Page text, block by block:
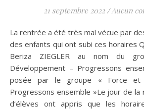
21 septembre 2022 /Aucun
La rentrée a été très mal vécue par des parents et surtout
des enfants qui ont subi ces horaires
Beriza ZIEGLER au nom du
Développement – Progressons
posée par le groupe « Force et
Progressons ensemble »Le jour de
d’élèves ont appris que les